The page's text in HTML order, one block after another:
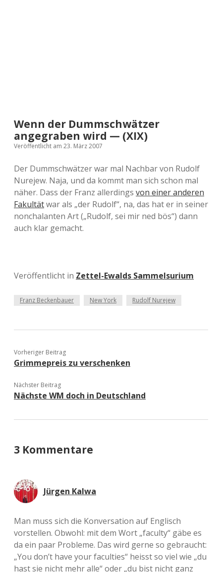
Wenn der Dummschwätzer
angegraben wird — (XIX)
Veröffentlicht am 23. März 2007
Der Dummschwätzer war mal Nachbar von Rudolf
Nurejew. Naja, und da kommt man sich schon mal
näher. Dass der Franz allerdings von einer anderen
Fakultätwar als „der Rudolf“, na, das hat er in seiner
nonchalanten Art („Rudolf, sei mir ned bös“) dann
auch klar gemacht.
Veröffentlicht in Zettel-Ewalds Sammelsurium
Franz Beckenbauer New York Rudolf Nurejew
Vorheriger Beitrag
Grimmepreis zu verschenken
Nächster Beitrag
Nächste WM doch in Deutschland
3 Kommentare
Jürgen Kalwa
Man muss sich die Konversation auf Englisch
vorstellen. Obwohl: mit dem Wort „faculty“ gäbe es
da ein paar Probleme. Das wird gerne so gebraucht:
„You don’t have your faculties“ heisst so viel wie „du
hast sie nicht mehr alle“ oder „du bist nicht ganz